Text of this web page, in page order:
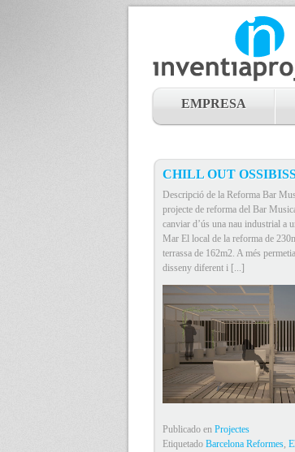
EMPRESA
CHILL OUT
Descripció de la Reforma Bar
projecte de reforma del Bar
canviar d’ús una nau industrial a
Mar El local de la reforma de
terrassa de 162m2. A més
disseny diferent i [...]
Publicado en Projectes
Etiquetado Barcelona Reformes,